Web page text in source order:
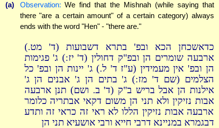
(a) Observation: We find that the Mishnah (while saying that
there "are a certain amount" of a certain category) always
ends with the word "Hen" - "there are."
כדאשכחן הכא ובפ' בתרא דשבועות (ד' מט.)
ארבעה שומרים הן ובפ"ק דחולין (ד' יז:) ג' פגימות
הן ובפ' אין מעמידין (ע"ז ד' ל.) ג' יינות הן ובפ' כל
הצלמים (שם ד' מז:) ג' בתים הן ג' אבנים הן ג'
אילנות הן אבל בריש ב"ק (ד' ב. ושם) תנן ארבעה
אבות נזיקין ולא תני הן משום דקאי אבתריה כלומר
ארבעה אבות נזיקין הללו לא ראי זה כראי זה ותדע
דבגמרא במניינא דרבי חייא ורבי אושעיא תני הן